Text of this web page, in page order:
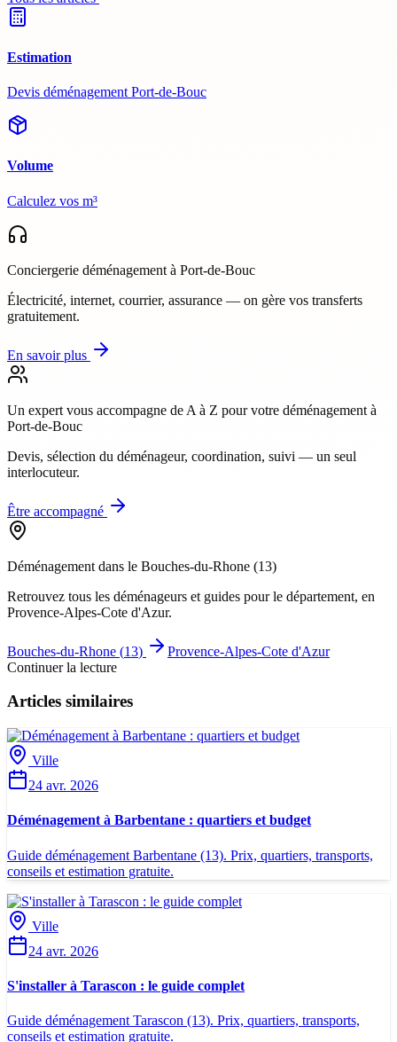
Estimation
Devis déménagement Port-de-Bouc
Volume
Calculez vos m³
Conciergerie déménagement à Port-de-Bouc
Électricité, internet, courrier, assurance — on gère vos transferts
gratuitement.
En savoir plus
Un expert vous accompagne de A à Z pour votre déménagement à
Port-de-Bouc
Devis, sélection du déménageur, coordination, suivi — un seul
interlocuteur.
Être accompagné
Déménagement dans le Bouches-du-Rhone (13)
Retrouvez tous les déménageurs et guides pour le département, en
Provence-Alpes-Cote d'Azur.
Bouches-du-Rhone (13)
Provence-Alpes-Cote d'Azur
Continuer la lecture
Articles similaires
Ville
24 avr. 2026
Déménagement à Barbentane : quartiers et budget
Guide déménagement Barbentane (13). Prix, quartiers, transports,
conseils et estimation gratuite.
Ville
24 avr. 2026
S'installer à Tarascon : le guide complet
Guide déménagement Tarascon (13). Prix, quartiers, transports,
conseils et estimation gratuite.